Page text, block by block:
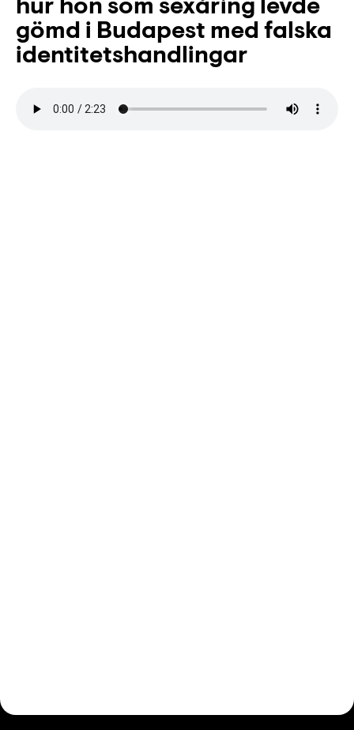
hur hon som sexåring levde
gömd i Budapest med falska
identitetshandlingar